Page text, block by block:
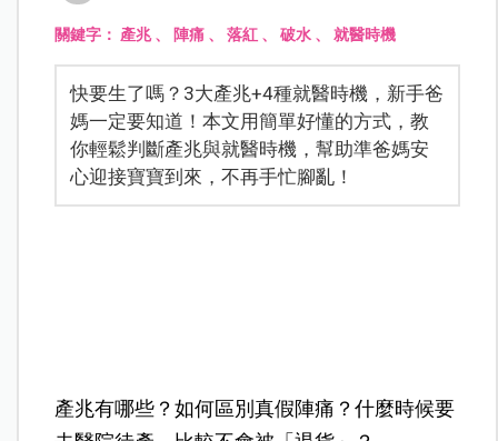
關鍵字： 產兆、 陣痛 、落紅 、破水 、就醫時機
快要生了嗎？3大產兆+4種就醫時機，新手爸
媽一定要知道！本文用簡單好懂的方式，教
你輕鬆判斷產兆與就醫時機，幫助準爸媽安
心迎接寶寶到來，不再手忙腳亂！